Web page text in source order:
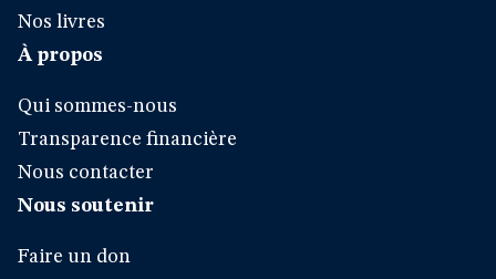
Nos livres
À propos
Qui sommes-nous
Transparence financière
Nous contacter
Nous soutenir
Faire un don